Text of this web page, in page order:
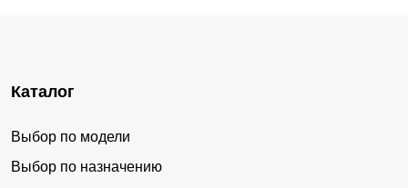
Каталог
Выбор по модели
Выбор по назначению